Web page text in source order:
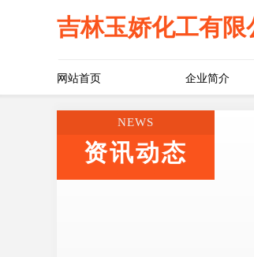
吉林玉娇化工有限
网站首页 企业简介
NEWS
资讯动态